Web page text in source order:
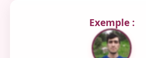
Exemple :